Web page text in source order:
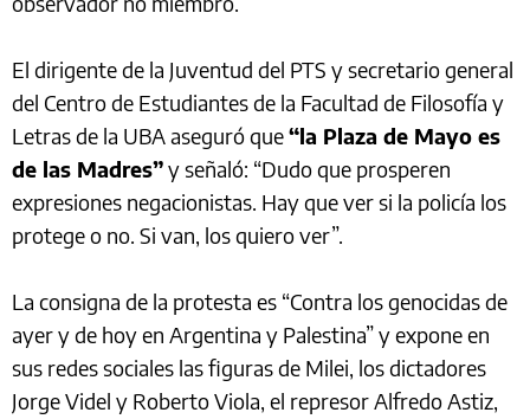
El dirigente de la Juventud del PTS y secretario general
del Centro de Estudiantes de la Facultad de Filosofía y
Letras de la UBA aseguró que“la Plaza de Mayo es
de las Madres”y señaló: “Dudo que prosperen
expresiones negacionistas. Hay que ver si la policía los
protege o no. Si van, los quiero ver”.
La consigna de la protesta es “Contra los genocidas de
ayer y de hoy en Argentina y Palestina” y expone en
sus redes sociales las figuras de Milei, los dictadores
Jorge Videl y Roberto Viola, el represor Alfredo Astiz,